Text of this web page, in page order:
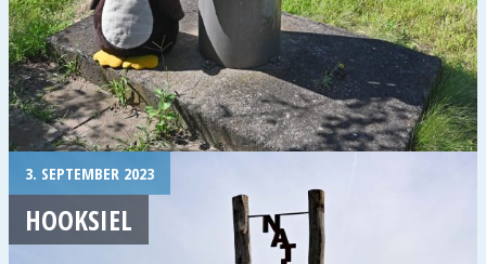
3. SEPTEMBER 2023
HOOKSIEL